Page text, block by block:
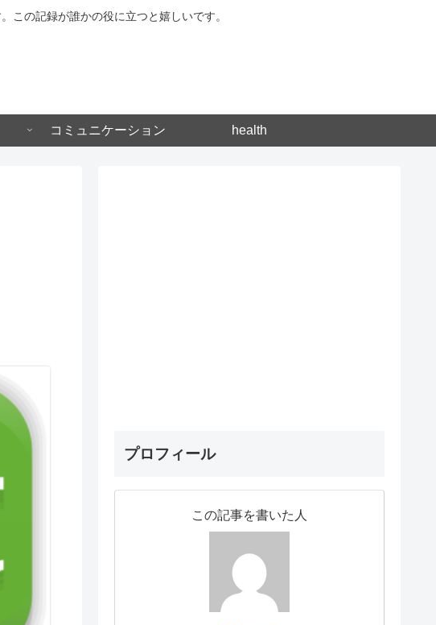
この記録が誰かの役に立つと嬉しいです。
コミュニケーション health
プロフィール
この記事を書いた人